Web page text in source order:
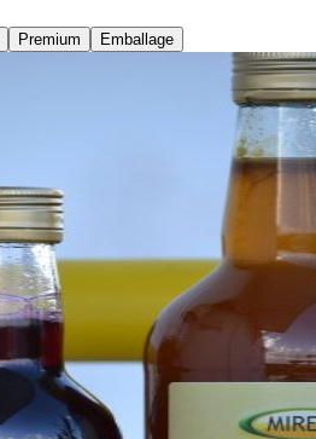
Premium Emballage